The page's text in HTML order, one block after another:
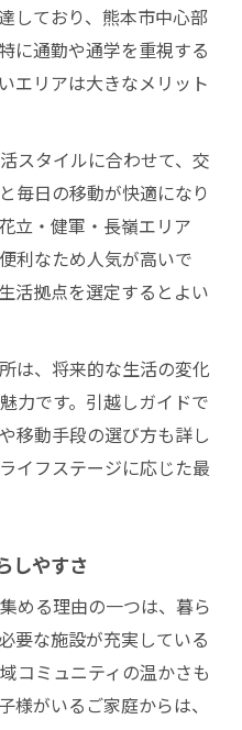
しており、熊本市中心部
に通勤や通学を重視する
エリアは大きなメリット
スタイルに合わせて、交
毎日の移動が快適になり
立・健軍・長嶺エリア
利なため人気が高いで
活拠点を選定するとよい
は、将来的な生活の変化
力です。引越しガイドで
移動手段の選び方も詳し
イフステージに応じた最
しやすさ
める理由の一つは、暮ら
要な施設が充実している
コミュニティの温かさも
様がいるご家庭からは、